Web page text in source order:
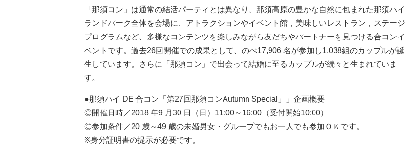
「那須コン」は通常の結活パーティとは異なり、那須高原の豊かな自然に包まれた那須ハイ
ランドパーク全体を会場に、アトラクションやイベント館，美味しいレストラン，ステージ
プログラムなど、多様なコンテンツを楽しみながら友だちやパートナーを見つける合コンイ
ベントです。過去26回開催での成果として、のべ17,906 名が参加し1,038組のカップルが誕
生しています。さらに「那須コン」で出会って結婚に至るカップルが続々と生まれていま
す。
●那須ハイ DE 合コン「第27回那須コンAutumn Special」」企画概要
◎開催日時／2018 年9 月30 日（日）11:00～16:00（受付開始10:00）
◎参加条件／20 歳～49 歳の未婚男女・グループでもお一人でも参加ＯＫです。
※身分証明書の提示が必要です。